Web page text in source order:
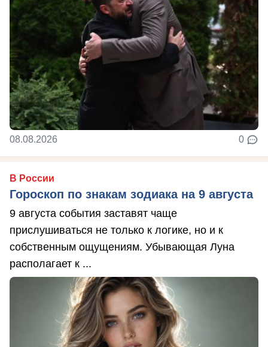
08.08.2026 0
В России
Гороскоп по знакам зодиака на 9 августа
9 августа события заставят чаще
прислушиваться не только к логике, но и к
собственным ощущениям. Убывающая Луна
располагает к ...